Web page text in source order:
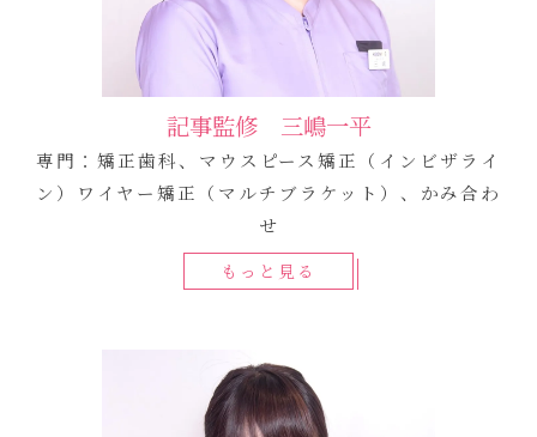
記事監修 三嶋一平
専門：矯正歯科、マウスピース矯正（インビザライ
ン）ワイヤー矯正（マルチブラケット）、かみ合わ
せ
もっと見る